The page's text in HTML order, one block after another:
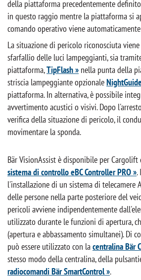
della piattaforma precedentemente
in questo raggio mentre la piattaforma si
comando operativo viene
La situazione di pericolo riconosciuta
sfarfallio delle luci lampeggianti, sia
piattaforma,TipFlash » nella punta della
striscia lampeggiante opzionale
piattaforma. In alternativa, è possibile
avvertimento acustici o visivi. Dopo
verifica della situazione di pericolo, il
movimentare la sponda.
Bär VisionAssist è disponibile per
sistema di controllo eBC Controller PRO ».
l'installazione di un sistema di telecamere
delle persone nella parte posteriore del
pericoli avviene indipendentemente
utilizzato durante le funzioni di apertura,
(apertura e abbassamento simultanei). Di
può essere utilizzato con lacentralina Bär
stesso modo della centralina, della
radiocomandi Bär SmartControl ».